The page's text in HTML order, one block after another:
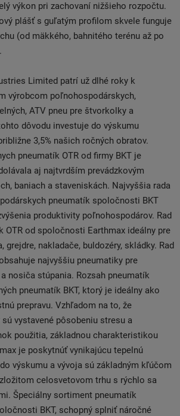
výkon pri zachovaní nižšieho rozpočtu.
plášť s guľatým profilom skvele funguje
(od mäkkého, bahnitého terénu až po
Limited patrí už dlhé roky k
výrobcom poľnohospodárskych,
ATV pneu pre štvorkolky a
dôvodu investuje do výskumu
3,5% našich ročných obratov.
pneumatík OTR od firmy BKT je
aj najtvrdším prevádzkovým
baniach a staveniskách. Najvyššia rada
pneumatík spoločnosti BKT
produktivity poľnohospodárov. Rad
OTR od spoločnosti Earthmax ideálny pre
grejdre, nakladače, buldozéry, skládky. Rad
najvyššiu pneumatiky pre
nosiča stúpania. Rozsah pneumatík
pneumatík BKT, ktorý je ideálny ako
prepravu. Vzhľadom na to, že
vystavené pôsobeniu stresu a
použitia, základnou charakteristikou
je poskytnúť vynikajúcu tepelnú
výskumu a vývoja sú základným kľúčom
celosvetovom trhu s rýchlo sa
Špeciálny sortiment pneumatík
BKT, schopný splniť náročné